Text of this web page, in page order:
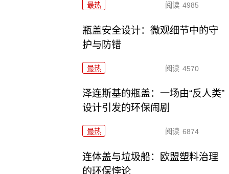
最热 阅读 4985
瓶盖安全设计：微观细节中的守
护与防错
最热 阅读 4570
泽连斯基的瓶盖：一场由“反人类”
设计引发的环保闹剧
最热 阅读 6874
连体盖与垃圾船：欧盟塑料治理
的环保悖论